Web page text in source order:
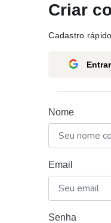
Criar
Cadastro
Nome
Email
Senha